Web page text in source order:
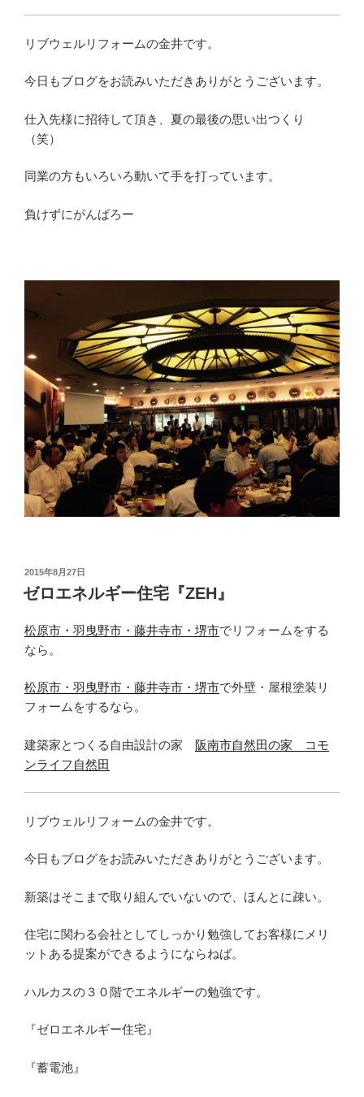
リブウェルリフォームの金井です。
今日もブログをお読みいただきありがとうございます。
仕入先様に招待して頂き、夏の最後の思い出つくり
（笑）
同業の方もいろいろ動いて手を打っています。
負けずにがんばろー
投
稿
日:
2015年8月27日
ゼロエネルギー住宅『ZEH』
松原市・羽曳野市・藤井寺市・堺市でリフォームをする
なら。
松原市・羽曳野市・藤井寺市・堺市で外壁・屋根塗装リ
フォームをするなら。
建築家とつくる自由設計の家 阪南市自然田の家 コモ
ンライフ自然田
リブウェルリフォームの金井です。
今日もブログをお読みいただきありがとうございます。
新築はそこまで取り組んでいないので、ほんとに疎い。
住宅に関わる会社としてしっかり勉強してお客様にメリ
ットある提案ができるようにならねば。
ハルカスの３０階でエネルギーの勉強です。
『ゼロエネルギー住宅』
『蓄電池』